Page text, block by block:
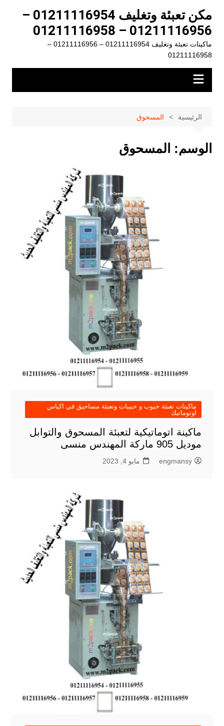
المحتوى
مكن تعبئة وتغليف 01211116954 –
01211116956 – 01211116958
ماكينات تعبئة وتغليف 01211116954 – 01211116956 –
01211116958
الرئيسية المسحوق
الوسم: المسحوق
ماكينات تعبئة حبوب و حبيبات وتعبئة مساحيق في اكياس
اوتوماتيك
ماكينة اتوماتيكية لتعبئة المسحوق والتوابل
موديل 905 ماركة المهندس منسى
engmansy مايو 4, 2023